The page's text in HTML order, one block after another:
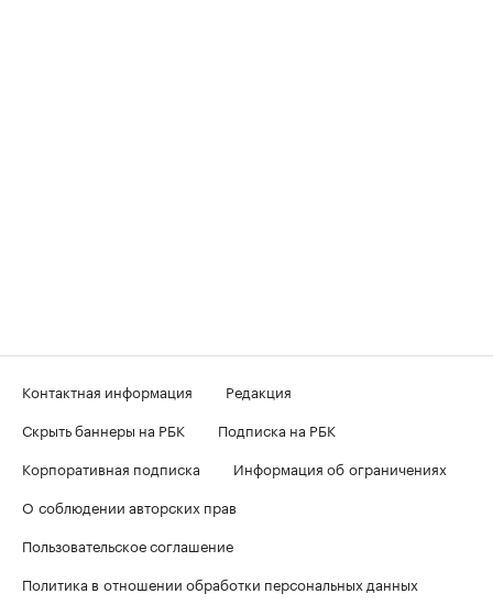
Контактная информация
Редакция
Скрыть баннеры на РБК
Подписка на РБК
Корпоративная подписка
Информация об ограничениях
О соблюдении авторских прав
Пользовательское соглашение
Политика в отношении обработки персональных данных